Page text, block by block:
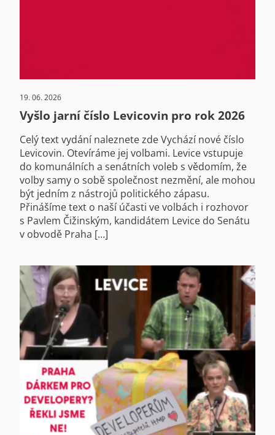
19. 06. 2026
Vyšlo jarní číslo Levicovin pro rok 2026
Celý text vydání naleznete zde Vychází nové číslo
Levicovin. Otevíráme jej volbami. Levice vstupuje
do komunálních a senátních voleb s vědomím, že
volby samy o sobě společnost nezmění, ale mohou
být jedním z nástrojů politického zápasu.
Přinášíme text o naší účasti ve volbách i rozhovor
s Pavlem Čižinským, kandidátem Levice do Senátu
v obvodě Praha […]